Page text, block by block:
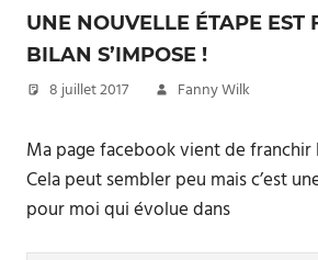
UNE NOUVELLE ÉTAPE EST
BILAN S’IMPOSE !
8 juillet 2017 Fanny Wilk
Ma page facebook vient de franchir
Cela peut sembler peu mais c’est
pour moi qui évolue dans